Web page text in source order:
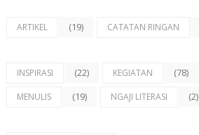
ARTIKEL (19) CATATAN RINGAN
INSPIRASI (22) KEGIATAN (78)
MENULIS (19) NGAJI LITERASI (2)